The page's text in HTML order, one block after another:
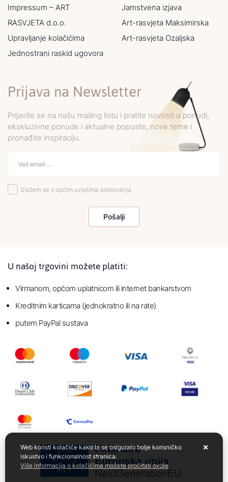
Impressum – ART
RASVJETA d.o.o.
Upravljanje kolačićima
Jednostrani raskid ugovora
Jamstvena izjava
Art-rasvjeta Maksimirska
Art-rasvjeta Ozaljska
Prijava na Newsletter
Prijavite se na našu mailing listu i pratite novosti u ponudi,
ekskluzivne ponude i aktualne popuste, nove teme i
pronađite inspiraciju.
Slažem se s općim uvjetima poslovanja
Pošalji
U našoj trgovini možete platiti:
Virmanom, općom uplatnicom ili internet bankarstvom
Kreditnim karticama (jednokratno ili na rate)
putem PayPal sustava
Web koristi kolačiće kako bi se osiguralo bolje korisničko
iskustvo i funkcionalnost stranica.
Više informacija o kolačićima možete pročitati ovdje